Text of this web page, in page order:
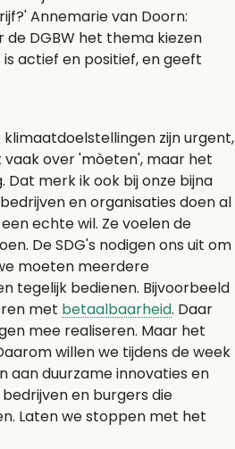
Annemarie van Doorn:
de DGBW het thema kiezen
actief en positief, en geeft
zijn urgent,
over 'mòeten', maar het
Dat merk ik ook bij onze bijna
en organisaties doen al
echte wil. Ze voelen de
De SDG's nodigen ons uit om
moeten meerdere
tegelijk bedienen. Bijvoorbeeld
met betaalbaarheid. Daar
mee realiseren. Maar het
willen we tijdens de week
aan duurzame innovaties en
en burgers die
Laten we stoppen met het